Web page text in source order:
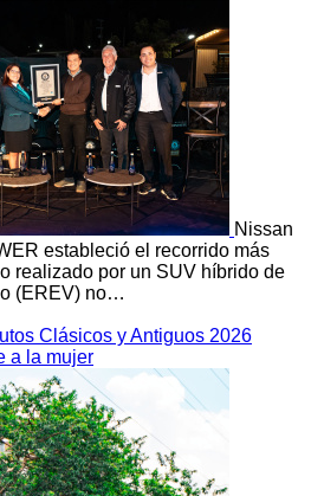
Nissan
estableció el recorrido más
realizado por un SUV híbrido de
(EREV) no…
Clásicos y Antiguos 2026
a la mujer